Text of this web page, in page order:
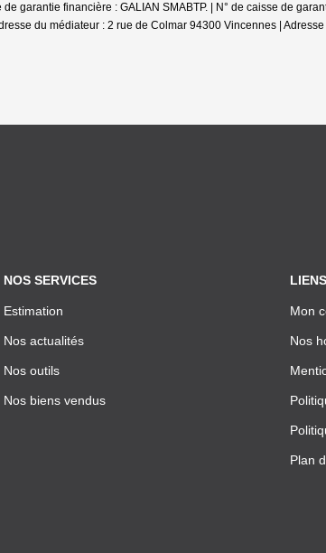
garantie financière : GALIAN SMABTP. | N° de caisse de
du médiateur : 2 rue de Colmar 94300 Vincennes |
NOS SERVICES
Estimation
Nos actualités
Nos outils
Nos biens vendus
Mon
Nos
Plan